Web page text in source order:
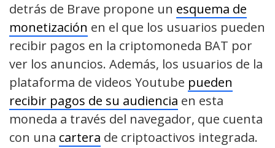
detrás de Brave propone un esquema de
monetización en el que los usuarios pueden
recibir pagos en la criptomoneda BAT por
ver los anuncios. Además, los usuarios de la
plataforma de videos Youtube pueden
recibir pagos de su audiencia en esta
moneda a través del navegador, que cuenta
con una cartera de criptoactivos integrada.